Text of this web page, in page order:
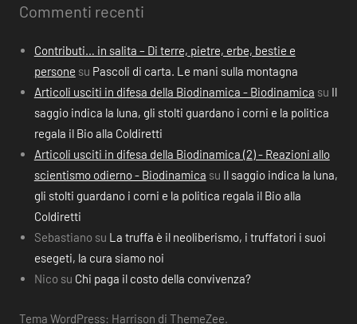
Commenti recenti
Contributi… in salita – Di terre, pietre, erbe, bestie e
persone su Pascoli di carta. Le mani sulla montagna
Articoli usciti in difesa della Biodinamica - Biodinamica su Il
saggio indica la luna, gli stolti guardano i corni e la politica
regala il Bio alla Coldiretti
Articoli usciti in difesa della Biodinamica (2) - Reazioni allo
scientismo odierno - Biodinamica su Il saggio indica la luna,
gli stolti guardano i corni e la politica regala il Bio alla
Coldiretti
Sebastiano su La truffa è il neoliberismo, i truffatori i suoi
esegeti, la cura siamo noi
Nico su Chi paga il costo della convivenza?
Tema WordPress: Harrison di ThemeZee.